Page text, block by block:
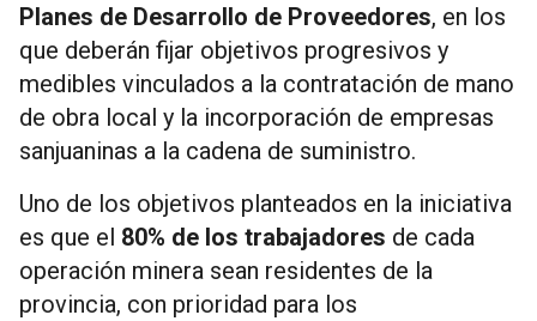
Planes de Desarrollo de Proveedores, en los
que deberán fijar objetivos progresivos y
medibles vinculados a la contratación de mano
de obra local y la incorporación de empresas
sanjuaninas a la cadena de suministro.
Uno de los objetivos planteados en la iniciativa
es que el 80% de los trabajadores de cada
operación minera sean residentes de la
provincia, con prioridad para los